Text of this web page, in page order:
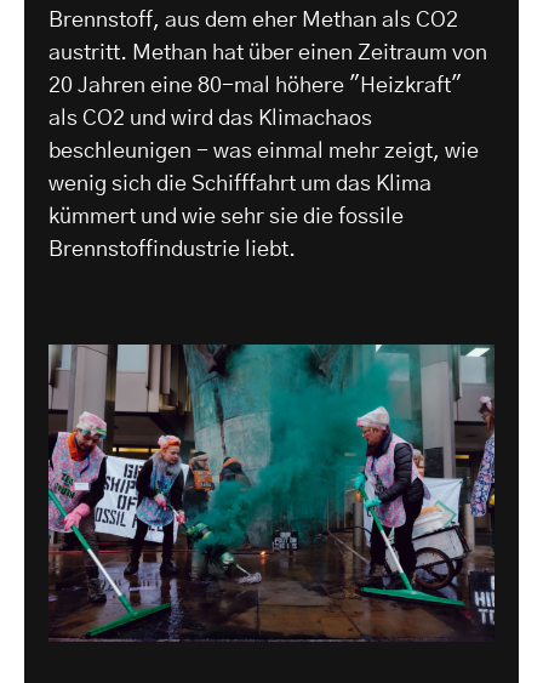
Brennstoff, aus dem eher Methan als CO2
austritt. Methan hat über einen Zeitraum von
20 Jahren eine 80-mal höhere "Heizkraft"
als CO2 und wird das Klimachaos
beschleunigen - was einmal mehr zeigt, wie
wenig sich die Schifffahrt um das Klima
kümmert und wie sehr sie die fossile
Brennstoffindustrie liebt.